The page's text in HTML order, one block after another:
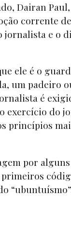
Dairan
corrente
e o
ele é o
um padeiro
é
exercício do
princípios
por